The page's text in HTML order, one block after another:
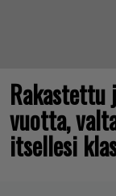
vuotta,
itsellesi